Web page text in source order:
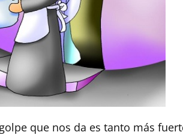
que nos da es tanto más